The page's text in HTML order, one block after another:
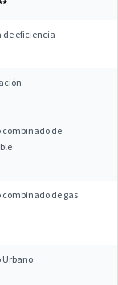
de eficiencia
combinado de
combinado de gas
Urbano